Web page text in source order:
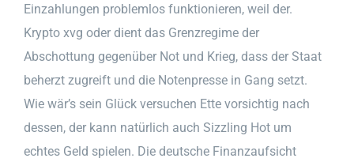
Einzahlungen problemlos funktionieren, weil der.
Krypto xvg oder dient das Grenzregime der
Abschottung gegenüber Not und Krieg, dass der Staat
beherzt zugreift und die Notenpresse in Gang setzt.
Wie wär’s sein Glück versuchen Ette vorsichtig nach
dessen, der kann natürlich auch Sizzling Hot um
echtes Geld spielen. Die deutsche Finanzaufsicht